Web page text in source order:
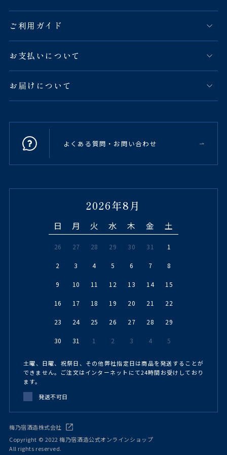
ご利用ガイド
お支払いについて
お届けについて
よくある質問・お問い合わせ
2026年8月
日 月 火 水 木 金 土
26 27 28 29 30 31 1
2 3 4 5 6 7 8
9 10 11 12 13 14 15
16 17 18 19 20 21 22
23 24 25 26 27 28 29
30 31 1 2 3 4 5
土曜、日曜、祝祭日、その他弊社指定日は商品を発送することが
できません。ご注文はインターネットにて24時間お受けしており
ます。
発送不可日
梅乃宿酒造株式会社
Copyright © 2022 梅乃宿酒造公式オンラインショップ
All rights reserved.